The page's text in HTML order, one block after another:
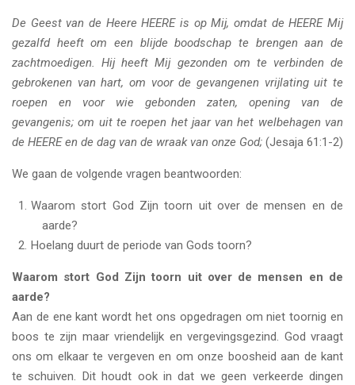
De Geest van de Heere HEERE is op Mij, omdat de HEERE Mij
gezalfd heeft om een blijde boodschap te brengen aan de
zachtmoedigen. Hij heeft Mij gezonden om te verbinden de
gebrokenen van hart, om voor de gevangenen vrijlating uit te
roepen en voor wie gebonden zaten, opening van de
gevangenis; om uit te roepen het jaar van het welbehagen van
de HEERE en de dag van de wraak van onze God; (Jesaja 61:1-2)
We gaan de volgende vragen beantwoorden:
Waarom stort God Zijn toorn uit over de mensen en de
aarde?
Hoelang duurt de periode van Gods toorn?
Waarom stort God Zijn toorn uit over de mensen en de
aarde?
Aan de ene kant wordt het ons opgedragen om niet toornig en
boos te zijn maar vriendelijk en vergevingsgezind. God vraagt
ons om elkaar te vergeven en om onze boosheid aan de kant
te schuiven. Dit houdt ook in dat we geen verkeerde dingen